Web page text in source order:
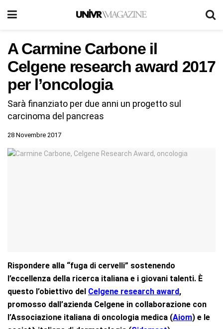
A Carmine Carbone il
Celgene research award 2017
per l’oncologia
Sarà finanziato per due anni un progetto sul
carcinoma del pancreas
28 Novembre 2017
Rispondere alla “fuga di cervelli” sostenendo
l’eccellenza della ricerca italiana e i giovani talenti. È
questo l’obiettivo del Celgene research award,
promosso dall’azienda Celgene in collaborazione con
l’Associazione italiana di oncologia medica (Aiom) e le